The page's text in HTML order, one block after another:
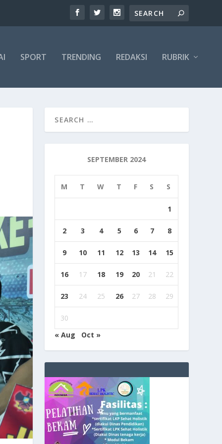
SPORT TRENDING REDAKSI RUBRIK
SEPTEMBER 2024
M T W T F S S
1
2 3 4 5 6 7 8
9 10 11 12 13 14 15
16 17 18 19 20 21 22
23 24 25 26 27 28 29
30
« Aug
Oct »